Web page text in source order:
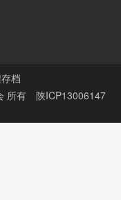
档
所有
陕ICP13006147